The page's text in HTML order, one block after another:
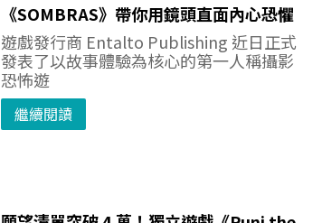
《SOMBRAS》帶你用鏡頭直面內心恐懼
遊戲發行商 Entalto Publishing 近日正式
發表了以故事體驗為核心的第一人稱攝影
恐怖遊
繼續閱讀